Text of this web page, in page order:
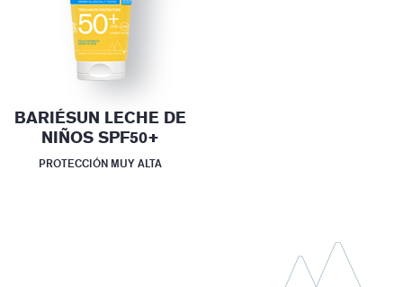
BARIÉSUN LECHE DE
NIÑOS SPF50+
PROTECCIÓN MUY ALTA